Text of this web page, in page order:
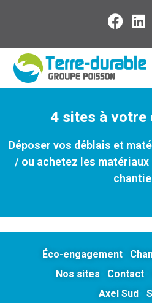
4 sites à votre
Déposer vos déblais et
/ ou achetez les
Éco-engagement
Nos sites
Contact
Axel Sud